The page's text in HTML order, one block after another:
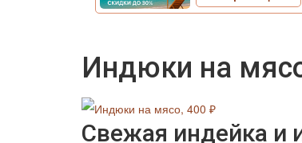
Индюки на
Свежая индейка и